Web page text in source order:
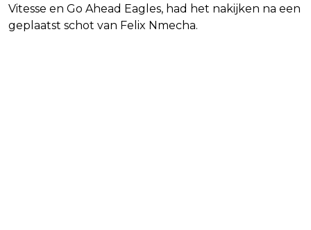
Vitesse en Go Ahead Eagles, had het nakijken na een
geplaatst schot van Felix Nmecha.